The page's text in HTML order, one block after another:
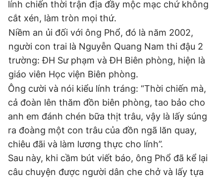
lính chiến thời trận địa đầy mộc mạc chứ không
cắt xén, làm tròn mọi thứ.
Niềm an ủi đối với ông Phổ, đó là năm 2002,
người con trai là Nguyễn Quang Nam thi đậu 2
trường: ĐH Sư phạm và ĐH Biên phòng, hiện là
giáo viên Học viện Biên phòng.
Ông cười và nói kiểu lính tráng: “Thời chiến mà,
cả đoàn lên thăm đồn biên phòng, tao bảo cho
anh em đánh chén bữa thịt trâu, vậy là lấy súng
ra đoàng một con trâu của đồn ngã lăn quay,
chiêu đãi và làm lương thực cho lính”.
Sau này, khi cầm bút viết báo, ông Phổ đã kể lại
câu chuyện được người dân che chở và lấy tựa